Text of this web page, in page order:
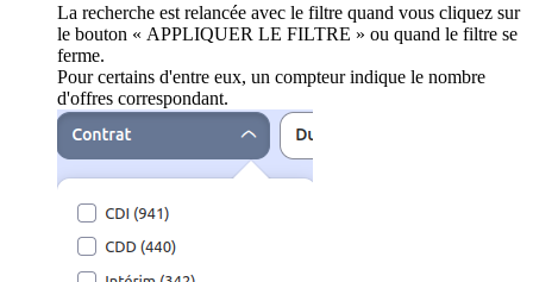
La recherche est relancée avec le filtre quand vous cliquez sur
le bouton « APPLIQUER LE FILTRE » ou quand le filtre se
ferme.
Pour certains d'entre eux, un compteur indique le nombre
d'offres correspondant.